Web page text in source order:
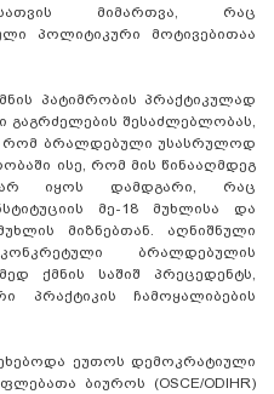
მიმართვა, რაც
პოლიტიკური მოტივებითაა
პატიმრობის პრაქტიკულად
გაგრძელების შესაძლებლობას,
რომ ბრალდებული უსასრულოდ
ისე, რომ მის წინააღმდეგ
არ იყოს დამდგარი, რაც
მე-18 მუხლისა და
მიზნებთან. აღნიშნული
ბრალდებულის
ქმნის საშიშ პრეცედენტს,
პრაქტიკის ჩამოყალიბების
ეუთოს დემოკრატიული
ბიუროს (OSCE/ODIHR)